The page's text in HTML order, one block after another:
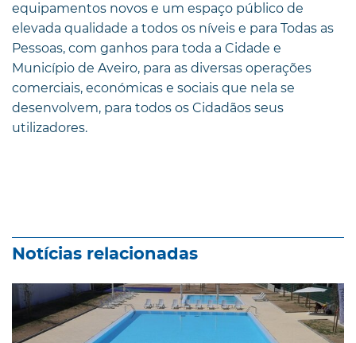
equipamentos novos e um espaço público de
elevada qualidade a todos os níveis e para Todas as
Pessoas, com ganhos para toda a Cidade e
Município de Aveiro, para as diversas operações
comerciais, económicas e sociais que nela se
desenvolvem, para todos os Cidadãos seus
utilizadores.
Notícias relacionadas